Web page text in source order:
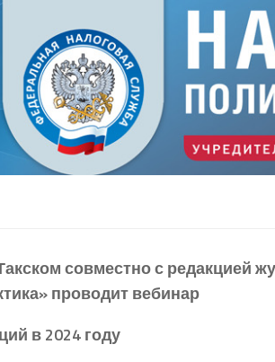
совместно с редакцией
проводит вебинар
в 2024 году